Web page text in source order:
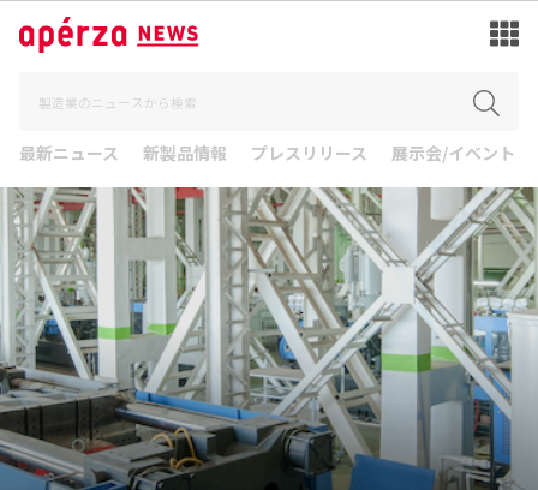
最新ニュース 新製品情報 プレスリリース 展示会/イベント